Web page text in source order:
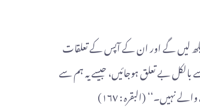
لیں گے اور ان کے آپس کے تعلقات
بے تعلق ہوجائیں، جیسے یہ ہم سے
(البقرہ : ١٦٧)